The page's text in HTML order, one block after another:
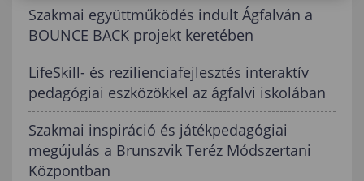
Szakmai együttműködés indult Ágfalván a
BOUNCE BACK projekt keretében
LifeSkill- és rezilienciafejlesztés interaktív
pedagógiai eszközökkel az ágfalvi iskolában
Szakmai inspiráció és játékpedagógiai
megújulás a Brunszvik Teréz Módszertani
Központban